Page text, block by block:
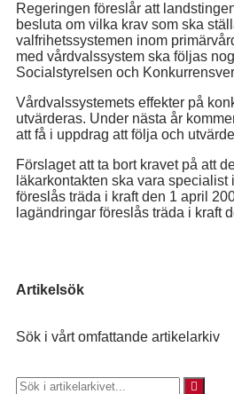
Regeringen föreslår att
besluta om vilka krav som ska
valfrihetssystemen inom
med vårdvalssystem ska följas
Socialstyrelsen och
Vårdvalssystemets effekter på
utvärderas. Under nästa år
att få i uppdrag att följa och
Förslaget att ta bort kravet på att
läkarkontakten ska vara specialist
föreslås träda i kraft den 1 april
lagändringar föreslås träda i kraft
Artikelsök
Sök i vårt omfattande artikelarkiv